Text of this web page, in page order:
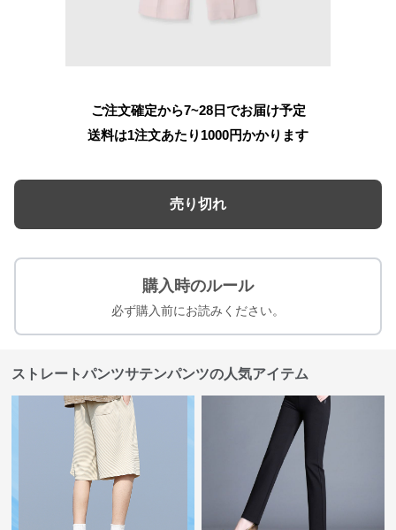
ご注文確定から7~28日でお届け予定
送料は1注文あたり 1000円かかります
売り切れ
購入時のルール
必ず購入前にお読みください。
ストレートパンツサテンパンツの人気アイテム